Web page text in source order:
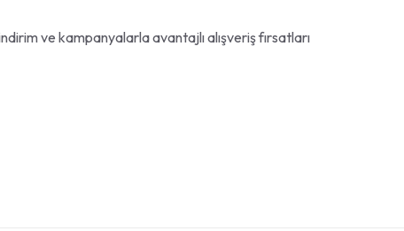
ve kampanyalarla avantajlı alışveriş fırsatları